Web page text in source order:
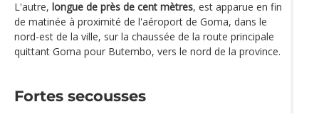
L'autre, longue de près de cent mètres, est apparue en fin
de matinée à proximité de l'aéroport de Goma, dans le
nord-est de la ville, sur la chaussée de la route principale
quittant Goma pour Butembo, vers le nord de la province.
Fortes secousses